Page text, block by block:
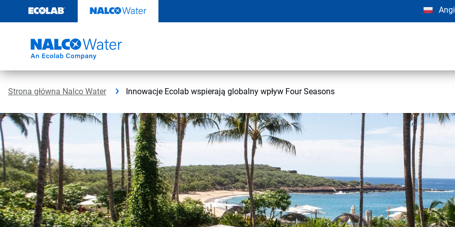
zawartości
Strona główna Nalco Water Innowacje Ecolab wspierają globalny wpływ Four Seasons